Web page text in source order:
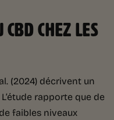
CHEZ LES
(2024) décrivent un
rapporte que de
faibles niveaux